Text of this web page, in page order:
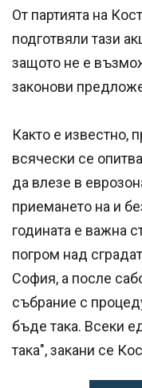
От партията на
подготвяли тази
защото не е
законови
Както е известно,
всячески се
да влезе в
приемането на и
годината е важна
погром над
София, а после
събрание с
бъде така. Всеки
така", закани се